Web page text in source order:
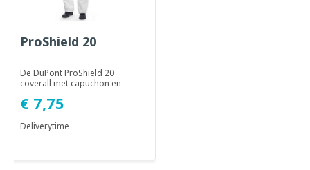
ProShield 20
De DuPont ProShield 20
coverall met capuchon en
polypropyleen. De ...
€ 7,75
Deliverytime